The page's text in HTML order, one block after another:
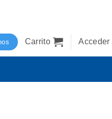
Carrito Acceder